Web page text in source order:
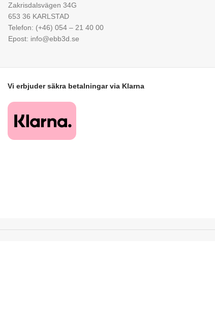
Zakrisdalsvägen 34G
653 36 KARLSTAD
Telefon: (+46) 054 – 21 40 00
Epost: info@ebb3d.se
Vi erbjuder säkra betalningar via Klarna